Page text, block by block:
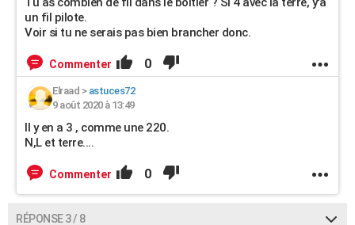
un fil pilote.
Voir si tu ne serais pas bien brancher donc.
Commenter 0
Elraad > astuces72
9 août 2020 à 13:49
Il y en a 3 , comme une 220.
N,L et terre....
Commenter 0
RÉPONSE 3 / 8